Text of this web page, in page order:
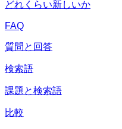
どれくらい新しいか
FAQ
質問と回答
検索語
課題と検索語
比較